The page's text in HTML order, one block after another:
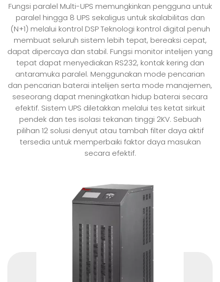
Fungsi paralel Multi-UPS memungkinkan pengguna untuk
paralel hingga 8 UPS sekaligus untuk skalabilitas dan
(N+1) melalui kontrol DSP Teknologi kontrol digital penuh
membuat seluruh sistem lebih tepat, bereaksi cepat,
dapat dipercaya dan stabil. Fungsi monitor intelijen yang
tepat dapat menyediakan RS232, kontak kering dan
antaramuka paralel. Menggunakan mode pencarian
dan pencarian baterai intelijen serta mode manajemen,
seseorang dapat meningkatkan hidup baterai secara
efektif. Sistem UPS diletakkan melalui tes ketat sirkuit
pendek dan tes isolasi tekanan tinggi 2KV. Sebuah
pilihan 12 solusi denyut atau tambah filter daya aktif
tersedia untuk memperbaiki faktor daya masukan
secara efektif.